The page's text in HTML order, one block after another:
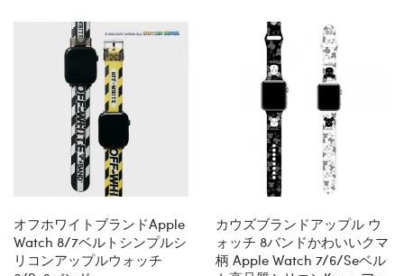
オフホワイトブランドapple
Watch 8/7ベルトシンプルシ
リコンアップルウォッチ
カウズブランドアップル ウ
ォッチ 8バンドかわいいクマ
柄 Apple Watch 7/6/seベル